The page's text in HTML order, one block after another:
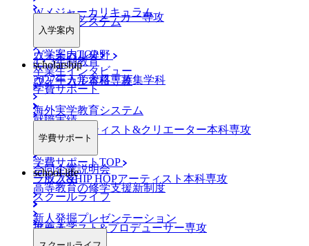
DJ&トラックメーカー専攻
ヴォーカル分野
ヴォーカル本科専攻
ネットアーティスト&クリエーター本科専攻
ラップ&HIP HOPアーティスト本科専攻
アーティスト&プロデューサー専攻
Wメジャーカリキュラム
4・3年制教育
海外実学教育システム
デビューシステム
卒業生インタビュー
就職実績
合同企業説明会
新人発掘プレゼンテーション
入学案内
入学案内TOP
2027年入学資格・募集学科
一般入学
推薦入学
scholarship
学費サポート
学費サポート
学費サポートTOP
高等教育の修学支援新制度
school-life
スクールライフ